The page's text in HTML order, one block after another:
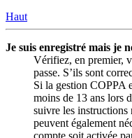
Haut
Je suis enregistré mais je
Vérifiez, en premier,
passe. S’ils sont
Si la gestion COPPA
moins de 13 ans lors
suivre les instructions
peuvent également
compte soit activée